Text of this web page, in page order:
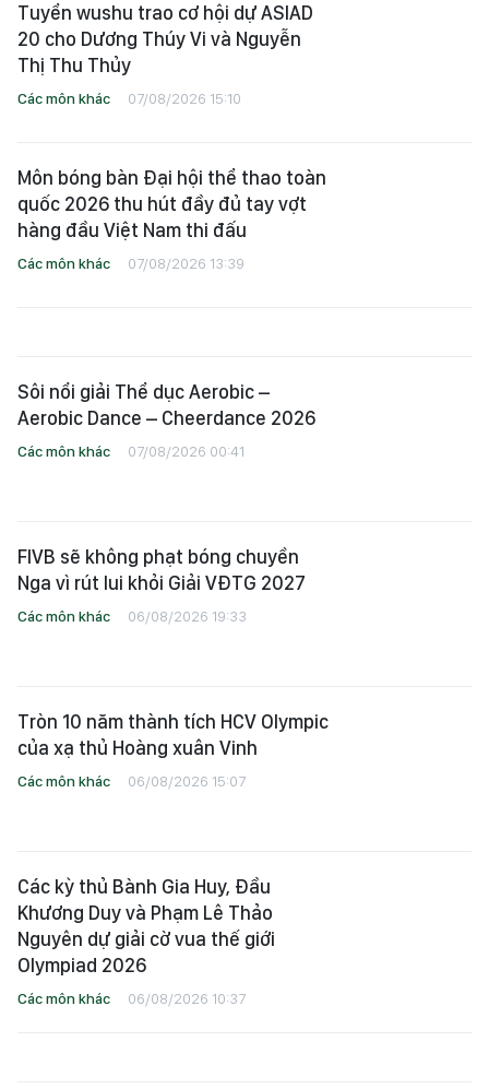
Tuyển wushu trao cơ hội dự ASIAD
20 cho Dương Thúy Vi và Nguyễn
Thị Thu Thủy
Các môn khác 07/08/2026 15:10
Môn bóng bàn Đại hội thể thao toàn
quốc 2026 thu hút đầy đủ tay vợt
hàng đầu Việt Nam thi đấu
Các môn khác 07/08/2026 13:39
Sôi nổi giải Thể dục Aerobic –
Aerobic Dance – Cheerdance 2026
Các môn khác 07/08/2026 00:41
FIVB sẽ không phạt bóng chuyền
Nga vì rút lui khỏi Giải VĐTG 2027
Các môn khác 06/08/2026 19:33
Tròn 10 năm thành tích HCV Olympic
của xạ thủ Hoàng xuân Vinh
Các môn khác 06/08/2026 15:07
Các kỳ thủ Bành Gia Huy, Đầu
Khương Duy và Phạm Lê Thảo
Nguyên dự giải cờ vua thế giới
Olympiad 2026
Các môn khác 06/08/2026 10:37